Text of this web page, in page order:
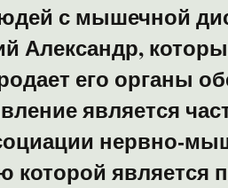
с мышечной
Александр,
его органы
является
нервно-
которой является